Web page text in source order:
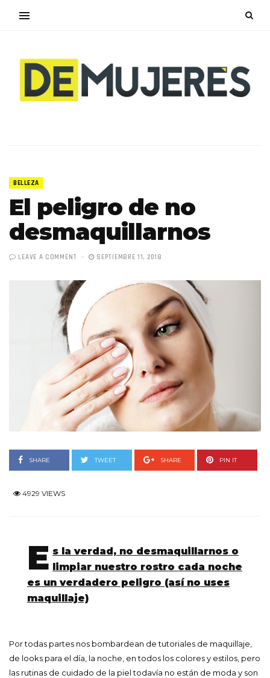
BELLEZA
El peligro de no
desmaquillarnos
LEAVE A COMMENT SEPTIEMBRE 11, 2018
SHARE TWEET SHARE PIN IT
4929 VIEWS
E s la verdad, no desmaquillarnos o
limpiar nuestro rostro cada noche
es un verdadero peligro (así no uses
maquillaje)
Por todas partes nos bombardean de tutoriales de maquillaje,
de looks para el día, la noche, en todos los colores y estilos, pero
las rutinas de cuidado de la piel todavía no están de moda y son